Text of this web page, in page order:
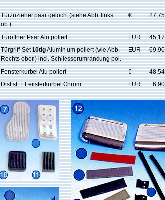
Türzuzieher paar gelocht (siehe Abb. links
ob.)
€ 27,75
Türöffner Paar Alu poliert EUR
45,17
Türgriff-Set10tlgAluminium poliert (wie Abb.
Rechts oben) incl. Schliesserumrandung pol.
EUR 69,90
Fensterkurbel Alu poliert €
48,54
Dist.st. f. Fensterkurbel Chrom EUR 6,90